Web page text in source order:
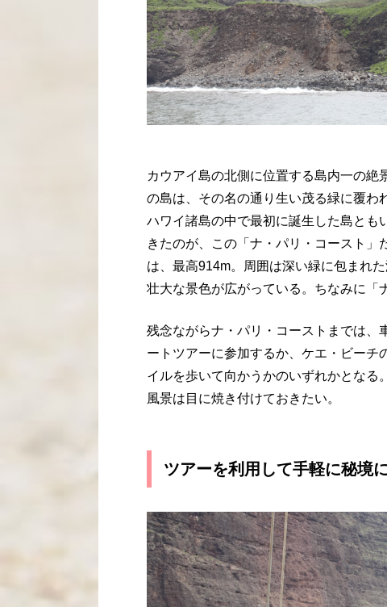
カウアイ島の北側に位置する島内一の絶
の島は、その名の通り生い茂る緑に覆わ
ハワイ諸島の中で最初に誕生した島とも
きたのが、この「ナ・パリ・コースト」
は、最高914m。周囲は深い緑に包まれ
壮大な景色が広がっている。ちなみに「
残念ながらナ・パリ・コーストまでは、
ートツアーに参加するか、ケエ・ビーチ
イルを歩いて向かうかのいずれかとなる
風景は目に焼き付けておきたい。
ツアーを利用して手軽に秘境